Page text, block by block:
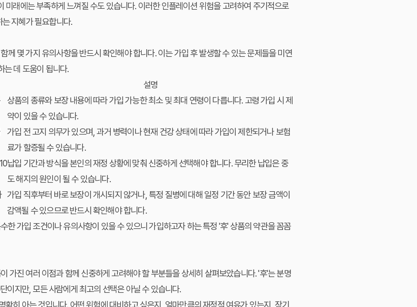
미래에는 부족하게 느껴질 수도 있습니다. 이러한 인플레이션 위험을 고려하여 주기적으로
지혜가 필요합니다.
께 몇 가지 유의사항을 반드시 확인해야 합니다. 이는 가입 후 발생할 수 있는 문제들을 미연
는 데 도움이 됩니다.
설명
상품의 종류와 보장 내용에 따라 가입 가능한 최소 및 최대 연령이 다릅니다. 고령 가입 시 제
약이 있을 수 있습니다.
가입 전 고지 의무가 있으며, 과거 병력이나 현재 건강 상태에 따라 가입이 제한되거나 보험
료가 할증될 수 있습니다.
납입 기간과 방식을 본인의 재정 상황에 맞춰 신중하게 선택해야 합니다. 무리한 납입은 중
도 해지의 원인이 될 수 있습니다.
가입 직후부터 바로 보장이 개시되지 않거나, 특정 질병에 대해 일정 기간 동안 보장 금액이
감액될 수 있으므로 반드시 확인해야 합니다.
한 가입 조건이나 유의사항이 있을 수 있으니 가입하고자 하는 특정 '후' 상품의 약관을 꼼꼼
가진 여러 이점과 함께 신중하게 고려해야 할 부분들을 상세히 살펴보았습니다. '후'는 분명
이지만, 모든 사람에게 최고의 선택은 아닐 수 있습니다.
확히 아는 것입니다. 어떤 위험에 대비하고 싶은지, 얼마만큼의 재정적 여유가 있는지, 장기